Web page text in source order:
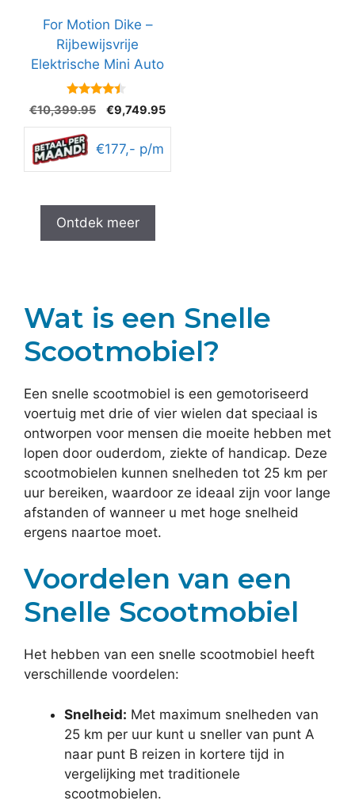
For Motion Dike –
Rijbewijsvrije
Elektrische Mini Auto
4.3
van 5
€10,399.95
Oorspronkelijke
prijs
was:
€10,399.95.
€9,749.95Huidige
prijs
€177,- p/m
Ontdek meer
Wat is een Snelle
Scootmobiel?
Een snelle scootmobiel is een gemotoriseerd
voertuig met drie of vier wielen dat speciaal is
ontworpen voor mensen die moeite hebben met
lopen door ouderdom, ziekte of handicap. Deze
scootmobielen kunnen snelheden tot 25 km per
uur bereiken, waardoor ze ideaal zijn voor lange
afstanden of wanneer u met hoge snelheid
ergens naartoe moet.
Voordelen van een
Snelle Scootmobiel
Het hebben van een snelle scootmobiel heeft
verschillende voordelen:
Snelheid: Met maximum snelheden van
25 km per uur kunt u sneller van punt A
naar punt B reizen in kortere tijd in
vergelijking met traditionele
scootmobielen.